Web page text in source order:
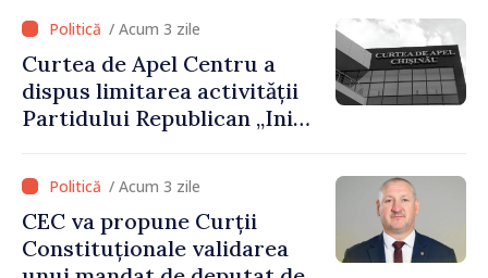
stimulente de peste 28 de
milioane de lei oferite de
Guvern
/ Acum 3 zile
Curtea de Apel Centru a
dispus limitarea activității
Partidului Republican „Inima
/ Acum 3 zile
CEC va propune Curții
Constituționale validarea